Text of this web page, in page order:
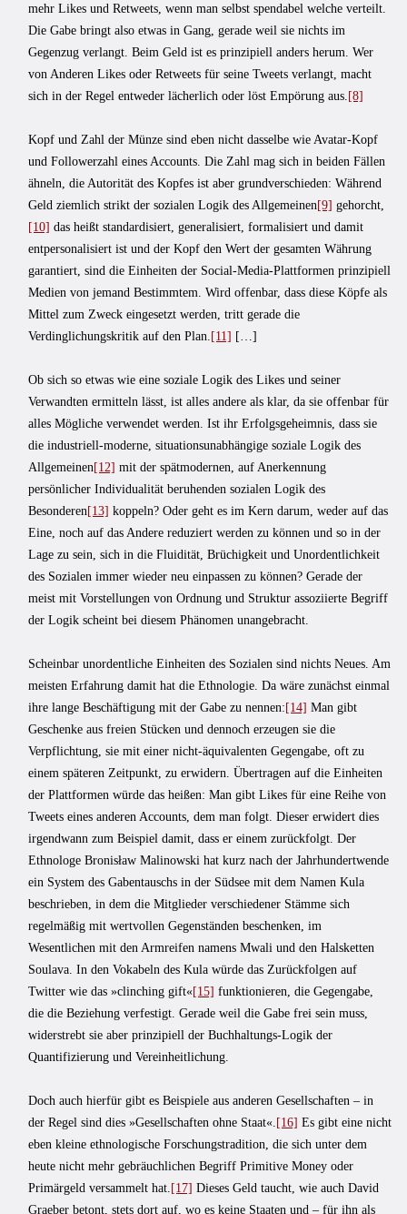
mehr Likes und Retweets, wenn man selbst spendabel welche verteilt.
Die Gabe bringt also etwas in Gang, gerade weil sie nichts im
Gegenzug verlangt. Beim Geld ist es prinzipiell anders herum. Wer
von Anderen Likes oder Retweets für seine Tweets verlangt, macht
sich in der Regel entweder lächerlich oder löst Empörung aus. [8]
Kopf und Zahl der Münze sind eben nicht dasselbe wie Avatar-Kopf
und Followerzahl eines Accounts. Die Zahl mag sich in beiden Fällen
ähneln, die Autorität des Kopfes ist aber grundverschieden: Während
Geld ziemlich strikt der sozialen Logik des Allgemeinen [9] gehorcht,
[10] das heißt standardisiert, generalisiert, formalisiert und damit
entpersonalisiert ist und der Kopf den Wert der gesamten Währung
garantiert, sind die Einheiten der Social-Media-Plattformen prinzipiell
Medien von jemand Bestimmtem. Wird offenbar, dass diese Köpfe als
Mittel zum Zweck eingesetzt werden, tritt gerade die
Verdinglichungskritik auf den Plan. [11] […]
Ob sich so etwas wie eine soziale Logik des Likes und seiner
Verwandten ermitteln lässt, ist alles andere als klar, da sie offenbar für
alles Mögliche verwendet werden. Ist ihr Erfolgsgeheimnis, dass sie
die industriell-moderne, situationsunabhängige soziale Logik des
Allgemeinen [12] mit der spätmodernen, auf Anerkennung
persönlicher Individualität beruhenden sozialen Logik des
Besonderen [13] koppeln? Oder geht es im Kern darum, weder auf das
Eine, noch auf das Andere reduziert werden zu können und so in der
Lage zu sein, sich in die Fluidität, Brüchigkeit und Unordentlichkeit
des Sozialen immer wieder neu einpassen zu können? Gerade der
meist mit Vorstellungen von Ordnung und Struktur assoziierte Begriff
der Logik scheint bei diesem Phänomen unangebracht.
Scheinbar unordentliche Einheiten des Sozialen sind nichts Neues. Am
meisten Erfahrung damit hat die Ethnologie. Da wäre zunächst einmal
ihre lange Beschäftigung mit der Gabe zu nennen: [14] Man gibt
Geschenke aus freien Stücken und dennoch erzeugen sie die
Verpflichtung, sie mit einer nicht-äquivalenten Gegengabe, oft zu
einem späteren Zeitpunkt, zu erwidern. Übertragen auf die Einheiten
der Plattformen würde das heißen: Man gibt Likes für eine Reihe von
Tweets eines anderen Accounts, dem man folgt. Dieser erwidert dies
irgendwann zum Beispiel damit, dass er einem zurückfolgt. Der
Ethnologe Bronisław Malinowski hat kurz nach der Jahrhundertwende
ein System des Gabentauschs in der Südsee mit dem Namen Kula
beschrieben, in dem die Mitglieder verschiedener Stämme sich
regelmäßig mit wertvollen Gegenständen beschenken, im
Wesentlichen mit den Armreifen namens Mwali und den Halsketten
Soulava. In den Vokabeln des Kula würde das Zurückfolgen auf
Twitter wie das »clinching gift«[15] funktionieren, die Gegengabe,
die die Beziehung verfestigt. Gerade weil die Gabe frei sein muss,
widerstrebt sie aber prinzipiell der Buchhaltungs-Logik der
Quantifizierung und Vereinheitlichung.
Doch auch hierfür gibt es Beispiele aus anderen Gesellschaften – in
der Regel sind dies »Gesellschaften ohne Staat«. [16] Es gibt eine nicht
eben kleine ethnologische Forschungstradition, die sich unter dem
heute nicht mehr gebräuchlichen Begriff Primitive Money oder
Primärgeld versammelt hat. [17] Dieses Geld taucht, wie auch David
Graeber betont, stets dort auf, wo es keine Staaten und – für ihn als